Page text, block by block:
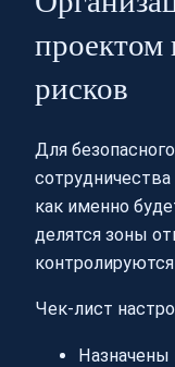
проектом
рисков
Для
как именно
делятся зоны
Чек-лист